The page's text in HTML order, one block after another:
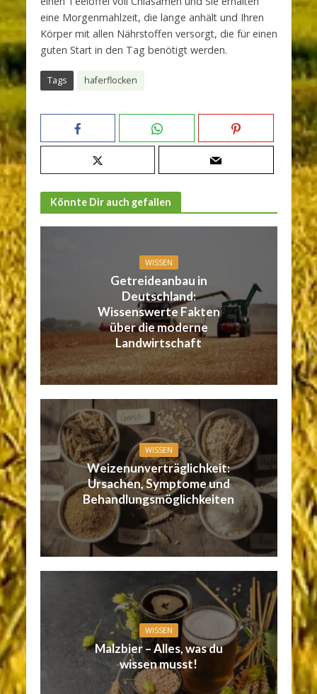
eine Morgenmahlzeit, die lange anhält und Ihren
Körper mit allen Nährstoffen versorgt, die für einen
guten Start in den Tag benötigt werden.
Tags haferflocken
Könnte Dir auch gefallen
WISSEN
Getreideanbau in
Deutschland:
Wissenswerte Fakten
über die moderne
Landwirtschaft
WISSEN
Weizenunverträglichkeit:
Ursachen, Symptome und
Behandlungsmöglichkeiten
WISSEN
Malzbier – Alles, was du
wissen musst!